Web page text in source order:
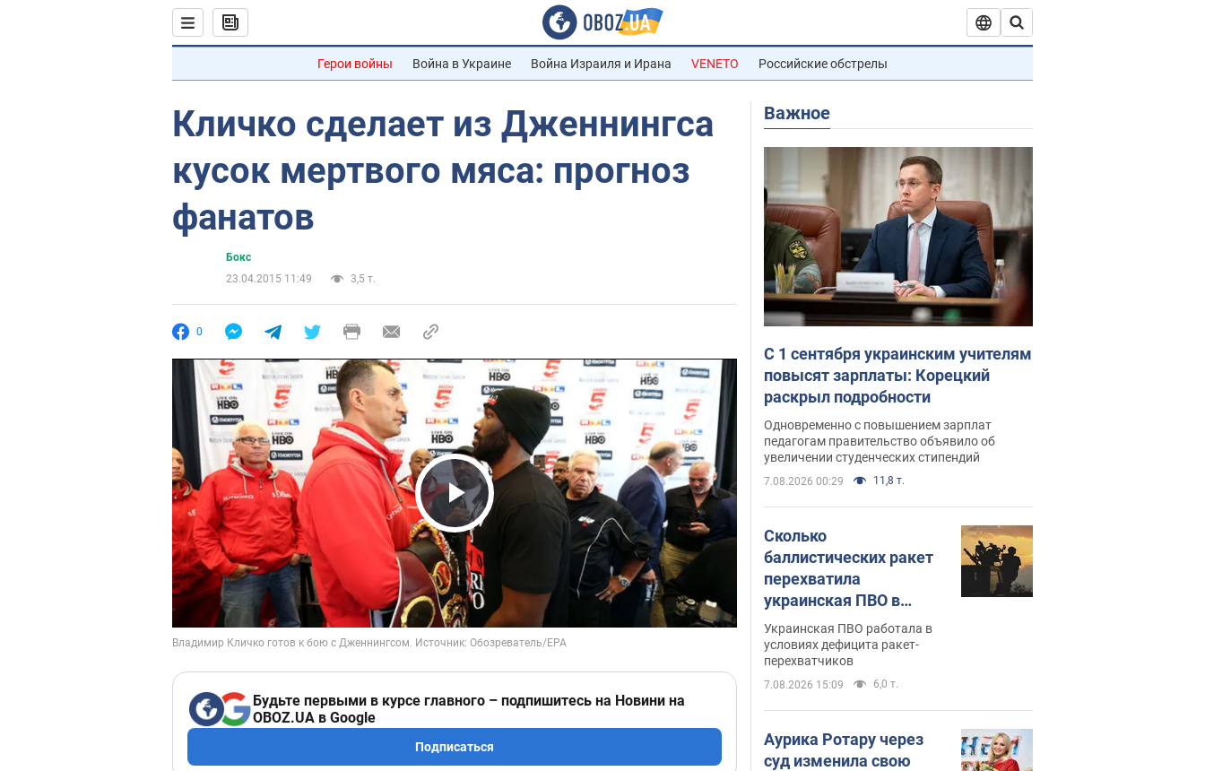
Герои войны Война в Украине Война Израиля и Ирана VENETO Российские обстрелы
Кличко сделает из Дженнингса
кусок мертвого мяса: прогноз
фанатов
Бокс
23.04.2015 11:49
3,5 т.
0
Play Video
Будьте первыми в курсе главного – подпишитесь на Новини на
OBOZ.UA в Google
Подписаться
Важное
С 1 сентября украинским учителям
повысят зарплаты: Корецкий
раскрыл подробности
Одновременно с повышением зарплат
педагогам правительство объявило об
увеличении студенческих стипендий
7.08.2026 00:29 11,8 т.
Сколько
баллистических ракет
перехватила
украинская ПВО в
июле: в Минобороны
назвали цифру
Украинская ПВО работала в
условиях дефицита ракет-
перехватчиков
7.08.2026 15:09 6,0 т.
Аурика Ротару через
суд изменила свою